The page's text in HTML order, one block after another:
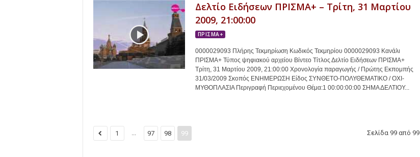
Δελτίο Ειδήσεων ΠΡΙΣΜΑ+ – Τρίτη, 31 Μαρτίου
2009, 21:00:00
ΠΡΙΣΜΑ+
0000029093 Πλήρης Τεκμηρίωση Κωδικός Τεκμηρίου 0000029093 Κανάλι
ΠΡΙΣΜΑ+ Τύπος ψηφιακού αρχείου Βίντεο Τίτλος Δελτίο Ειδήσεων ΠΡΙΣΜΑ+
Τρίτη, 31 Μαρτίου 2009, 21:00:00 Χρονολογία παραγωγής / Πρώτης Εκπομπής
31/03/2009 Σκοπός ΕΝΗΜΕΡΩΣΗ Είδος ΣΥΝΘΕΤΟ-ΠΟΛΥΘΕΜΑΤΙΚΟ / ΟΧΙ-
ΜΥΘΟΠΛΑΣΙΑ Περιγραφή Περιεχομένου Θέμα:1 00:00:00:00 ΣΗΜΑ ΔΕΛΤΙΟΥ...
1 ... 97 98 99 Σελίδα 99 από 99